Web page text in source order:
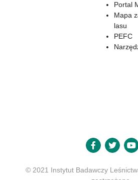
Portal
Mapa
lasu
PEFC
© 2021 Instytut Badawczy